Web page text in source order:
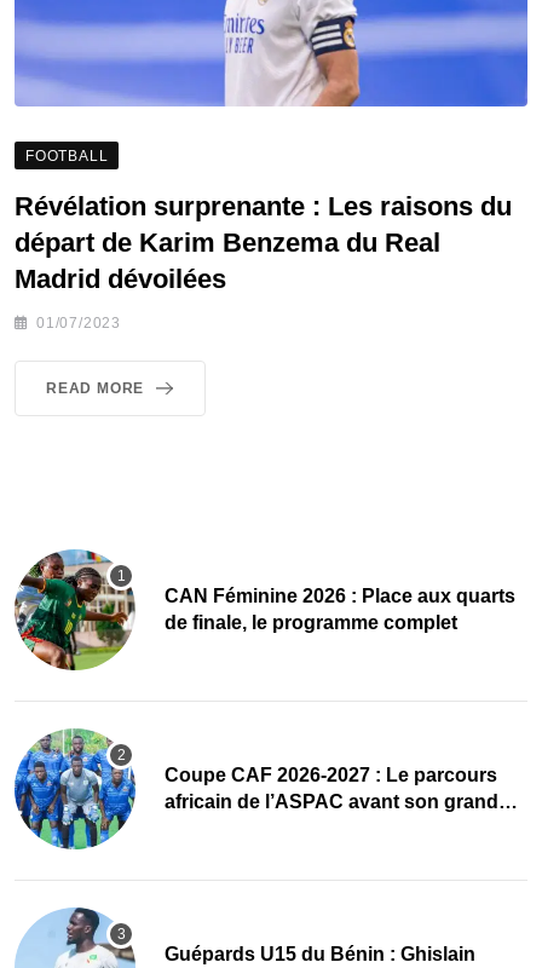
FOOTBALL
Révélation surprenante : Les raisons du
départ de Karim Benzema du Real
Madrid dévoilées
01/07/2023
READ MORE
CAN Féminine 2026 : Place aux quarts
de finale, le programme complet
Coupe CAF 2026-2027 : Le parcours
africain de l’ASPAC avant son grand
Guépards U15 du Bénin : Ghislain